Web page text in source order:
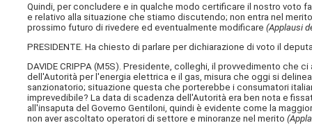
Quindi, per concludere e in qualche modo certificare il nostro
e relativo alla situazione che stiamo discutendo; non entra nel
prossimo futuro di rivedere ed eventualmente modificare(Applausi
PRESIDENTE. Ha chiesto di parlare per dichiarazione di voto il
DAVIDE CRIPPA (M5S). Presidente, colleghi, il provvedimento che
dell'Autorità per l'energia elettrica e il gas, misura che oggi si
sanzionatorio; situazione questa che porterebbe i consumatori
imprevedibile? La data di scadenza dell'Autorità era ben nota e
all'insaputa del Governo Gentiloni, quindi è evidente come la
non aver ascoltato operatori di settore e minoranze nel merito